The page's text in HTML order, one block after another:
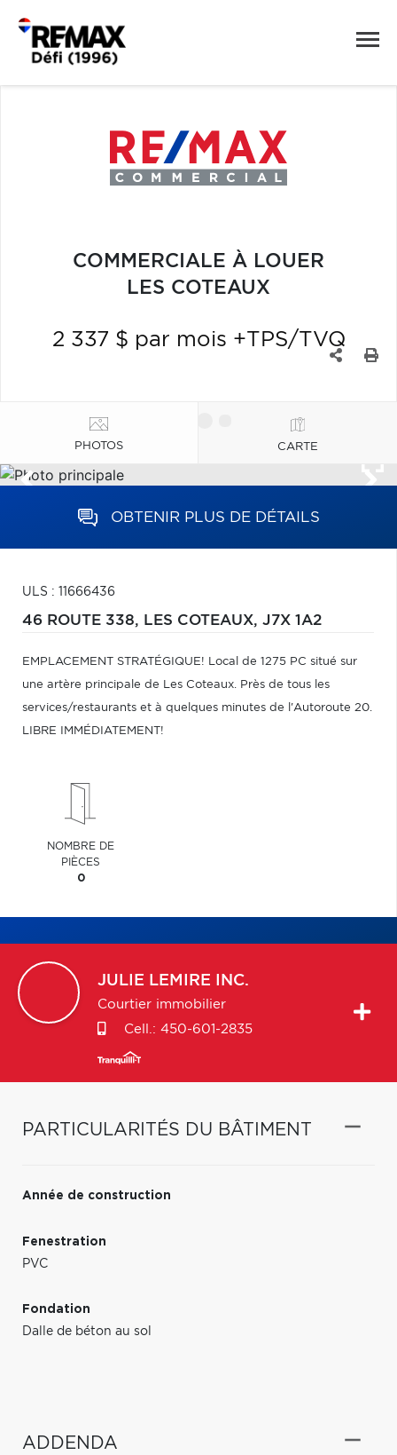
COMMERCIALE À LOUER
LES COTEAUX
2 337 $ par mois +TPS/TVQ
PHOTOS CARTE
OBTENIR PLUS DE DÉTAILS
ULS : 11666436
46 ROUTE 338, LES COTEAUX, J7X 1A2
EMPLACEMENT STRATÉGIQUE! Local de 1275 PC situé sur
une artère principale de Les Coteaux. Près de tous les
services/restaurants et à quelques minutes de l'Autoroute 20.
LIBRE IMMÉDIATEMENT!
NOMBRE DE
PIÈCES
0
JULIE LEMIRE INC.
Courtier immobilier
Cell.: 450-601-2835
PARTICULARITÉS DU BÂTIMENT
Année de construction
Fenestration
PVC
Fondation
Dalle de béton au sol
ADDENDA